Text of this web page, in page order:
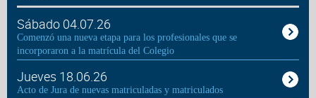
Sábado 04.07.26
Comenzó una nueva etapa para los profesionales que se
incorporaron a la matrícula del Colegio
Jueves 18.06.26
Acto de Jura de nuevas matriculadas y matriculados